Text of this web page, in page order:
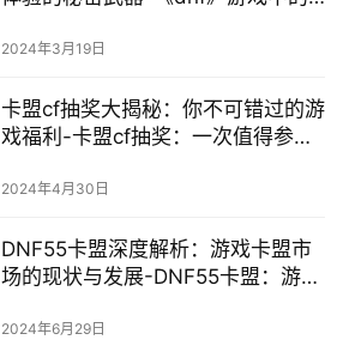
2024年3月19日
卡盟cf抽奖大揭秘：你不可错过的游
戏福利-卡盟cf抽奖：一次值得参与
2024年4月30日
DNF55卡盟深度解析：游戏卡盟市
场的现状与发展-DNF55卡盟：游戏
2024年6月29日